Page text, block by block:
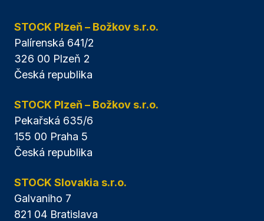
STOCK Plzeň – Božkov s.r.o.
Palírenská 641/2
326 00 Plzeň 2
Česká republika
STOCK Plzeň – Božkov s.r.o.
Pekařská 635/6
155 00 Praha 5
Česká republika
STOCK Slovakia s.r.o.
Galvaniho 7
821 04 Bratislava